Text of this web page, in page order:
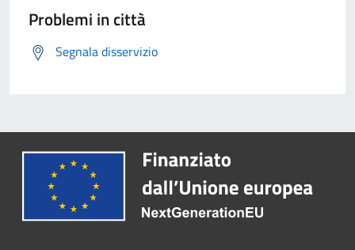
Problemi in città
Segnala disservizio